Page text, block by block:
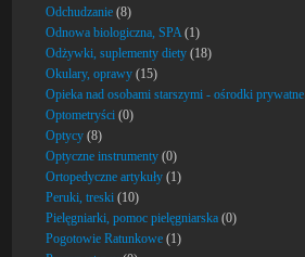
Odchudzanie (8)
Odnowa biologiczna, SPA(1)
Odżywki, suplementy diety (18)
Okulary, oprawy (15)
Opieka nad osobami starszymi - ośrodki prywatne
Optometryści (0)
Optycy (8)
Optyczne instrumenty (0)
Ortopedyczne artykuły (1)
Peruki, treski (10)
Pielęgniarki, pomoc pielęgniarska (0)
Pogotowie Ratunkowe (1)